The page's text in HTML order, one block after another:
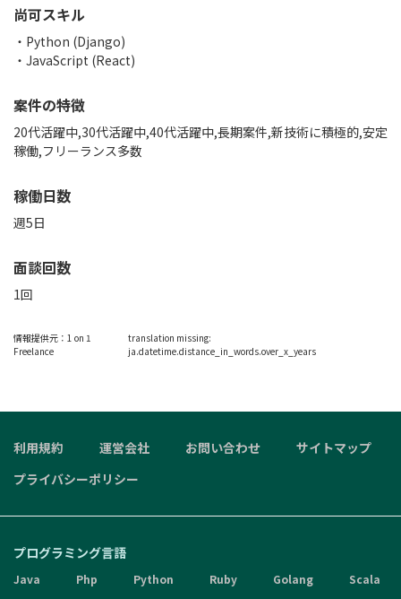
尚可スキル
・Python (Django)
・JavaScript (React)
案件の特徴
20代活躍中,30代活躍中,40代活躍中,長期案件,新技術に積極的,安定
稼働,フリーランス多数
稼働日数
週5日
面談回数
1回
情報提供元： 1 on 1
Freelance
translation missing:
ja.datetime.distance_in_words.over_x_years
利用規約 運営会社 お問い合わせ
サイトマップ
プライバシーポリシー
プログラミング言語
Java Php Python Ruby Golang
Scala